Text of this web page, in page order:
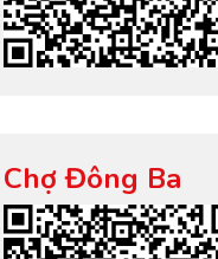
Chợ Đông Ba